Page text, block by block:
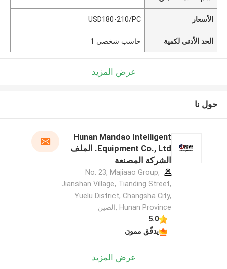
الأسعار USD180-210/PC
الحد الأدنى لكمية حاسب شخصي 1
عرض المزيد
حول نا
Hunan Mandao Intelligent
Equipment Co., Ltd. الملف
الشركة المصنعة
No. 23, Majiaao Group,
Jianshan Village, Tianding Street,
Yuelu District, Changsha City,
Hunan Province ,الصين
5.0
يدقّق ممون
عرض المزيد